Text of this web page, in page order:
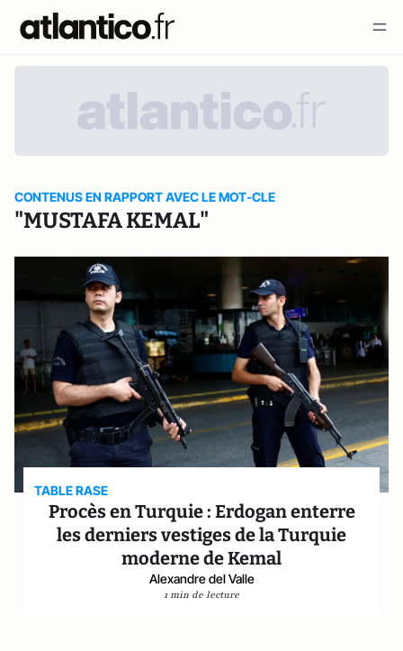
CONTENUS EN RAPPORT AVEC LE MOT-CLE
"MUSTAFA KEMAL"
TABLE RASE
Procès en Turquie : Erdogan enterre
les derniers vestiges de la Turquie
moderne de Kemal
Alexandre del Valle
1 min de lecture